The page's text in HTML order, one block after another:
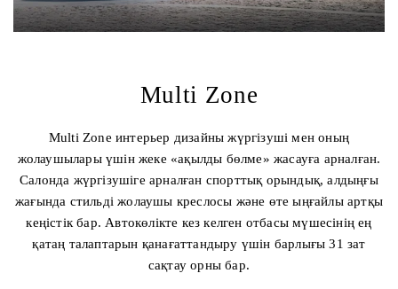
Multi Zone
Multi Zone интерьер дизайны жүргізуші мен оның
жолаушылары үшін жеке «ақылды бөлме» жасауға арналған.
Салонда жүргізушіге арналған спорттық орындық, алдыңғы
жағында стильді жолаушы креслосы және өте ыңғайлы артқы
кеңістік бар. Автокөлікте кез келген отбасы мүшесінің ең
қатаң талаптарын қанағаттандыру үшін барлығы 31 зат
сақтау орны бар.